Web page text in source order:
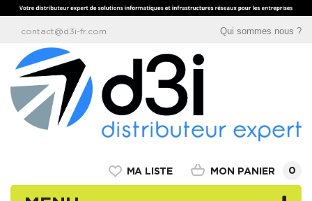
Qui sommes nous ?
contact@d3i-fr.com
MON PANIER 0
MA LISTE